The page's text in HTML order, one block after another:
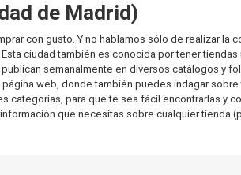
de Madrid)
con gusto. Y no hablamos sólo de realizar
ciudad también es conocida por tener
semanalmente en diversos catálogos y
web, donde también puedes indagar
para que te sea fácil encontrarlas y
que necesitas sobre cualquier